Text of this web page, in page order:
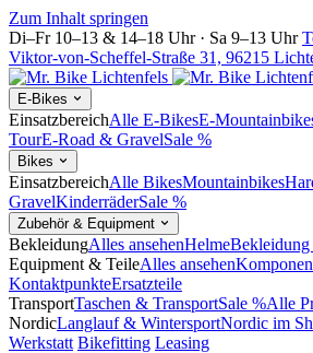
Zum Inhalt springen
Di–Fr 10–13 & 14–18 Uhr · Sa 9–13 Uhr
Viktor-von-Scheffel-Straße 31, 96215
E-Bikes
EinsatzbereichAlle E-BikesE-
TourE-Road & GravelSale %
Bikes
EinsatzbereichAlle BikesMountainbikes
GravelKinderräderSale %
Zubehör & Equipment
BekleidungAlles ansehenHelme
Equipment & TeileAlles ansehen
KontaktpunkteErsatzteile
TransportTaschen & TransportSale %Alle
NordicLanglauf & WintersportNordic im
Werkstatt Bikefitting Leasing